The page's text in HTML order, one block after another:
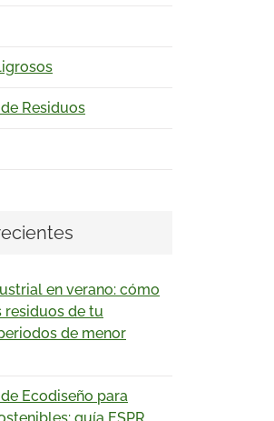
Residuos
en verano: cómo
residuos de tu
de menor
Ecodiseño para
guía ESPR